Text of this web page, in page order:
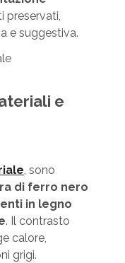
preservati,
e suggestiva.
e
, sono
di ferro nero
in legno
. Il contrasto
calore,
grigi.